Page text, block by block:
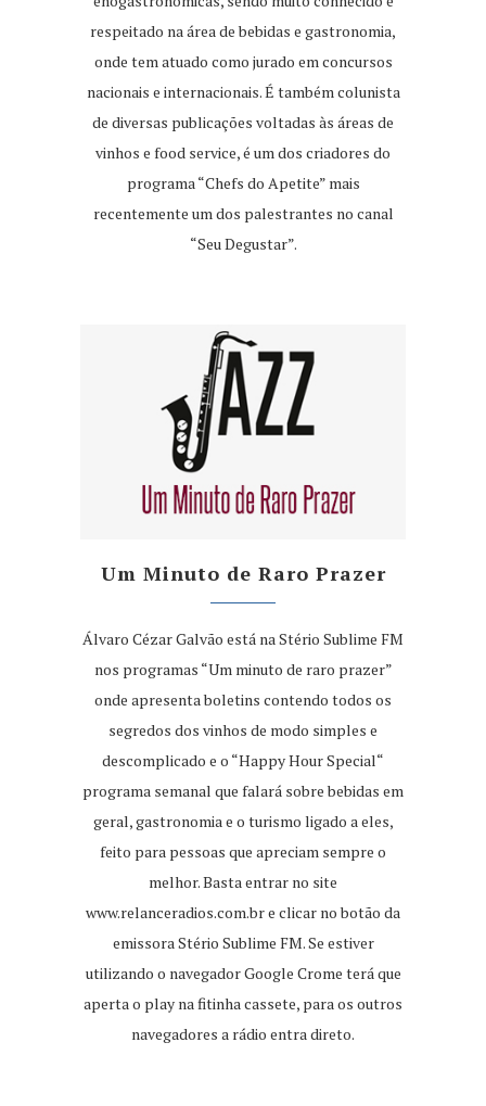
respeitado na área de bebidas e gastronomia,
onde tem atuado como jurado em concursos
nacionais e internacionais. É também colunista
de diversas publicações voltadas às áreas de
vinhos e food service, é um dos criadores do
programa “Chefs do Apetite” mais
recentemente um dos palestrantes no canal
“Seu Degustar”.
Um Minuto de Raro Prazer
Álvaro Cézar Galvão está na Stério Sublime FM
nos programas “Um minuto de raro prazer”
onde apresenta boletins contendo todos os
segredos dos vinhos de modo simples e
descomplicado e o “Happy Hour Special“
programa semanal que falará sobre bebidas em
geral, gastronomia e o turismo ligado a eles,
feito para pessoas que apreciam sempre o
melhor. Basta entrar no site
www.relanceradios.com.bre clicar no botão da
emissora Stério Sublime FM. Se estiver
utilizando o navegador Google Crome terá que
aperta o play na fitinha cassete, para os outros
navegadores a rádio entra direto.